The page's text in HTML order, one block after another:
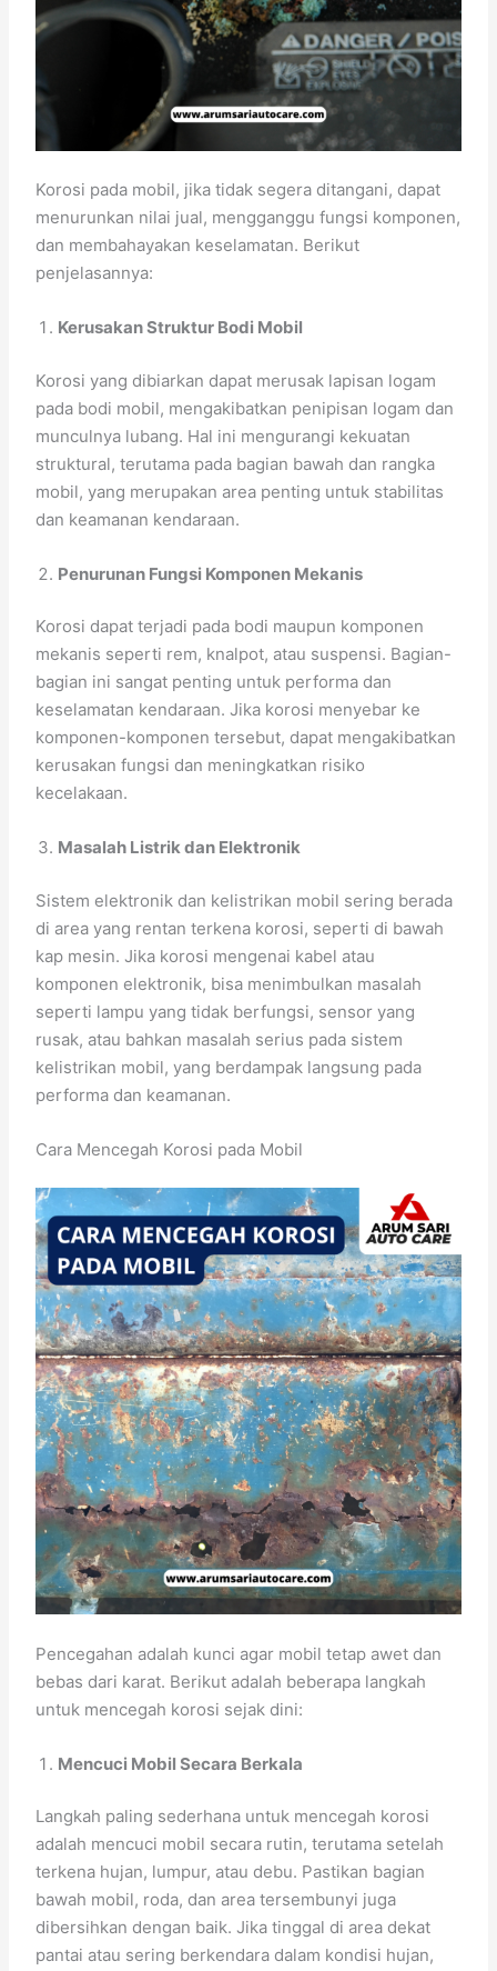
Korosi pada mobil, jika tidak segera ditangani, dapat
menurunkan nilai jual, mengganggu fungsi komponen,
dan membahayakan keselamatan. Berikut
penjelasannya:
Kerusakan Struktur Bodi Mobil
Korosi yang dibiarkan dapat merusak lapisan logam
pada bodi mobil, mengakibatkan penipisan logam dan
munculnya lubang. Hal ini mengurangi kekuatan
struktural, terutama pada bagian bawah dan rangka
mobil, yang merupakan area penting untuk stabilitas
dan keamanan kendaraan.
Penurunan Fungsi Komponen Mekanis
Korosi dapat terjadi pada bodi maupun komponen
mekanis seperti rem, knalpot, atau suspensi. Bagian-
bagian ini sangat penting untuk performa dan
keselamatan kendaraan. Jika korosi menyebar ke
komponen-komponen tersebut, dapat mengakibatkan
kerusakan fungsi dan meningkatkan risiko
kecelakaan.
Masalah Listrik dan Elektronik
Sistem elektronik dan kelistrikan mobil sering berada
di area yang rentan terkena korosi, seperti di bawah
kap mesin. Jika korosi mengenai kabel atau
komponen elektronik, bisa menimbulkan masalah
seperti lampu yang tidak berfungsi, sensor yang
rusak, atau bahkan masalah serius pada sistem
kelistrikan mobil, yang berdampak langsung pada
performa dan keamanan.
Cara Mencegah Korosi pada Mobil
Pencegahan adalah kunci agar mobil tetap awet dan
bebas dari karat. Berikut adalah beberapa langkah
untuk mencegah korosi sejak dini:
Mencuci Mobil Secara Berkala
Langkah paling sederhana untuk mencegah korosi
adalah mencuci mobil secara rutin, terutama setelah
terkena hujan, lumpur, atau debu. Pastikan bagian
bawah mobil, roda, dan area tersembunyi juga
dibersihkan dengan baik. Jika tinggal di area dekat
pantai atau sering berkendara dalam kondisi hujan,